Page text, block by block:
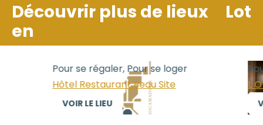
Découvrir plus de lieux
en
Lot
Pour se régaler, Pour se loger
Hôtel Restaurant Beau Site
VOIR LE LIEU
L